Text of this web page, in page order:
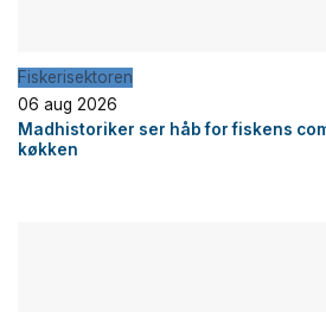
Fiskerisektoren
06 aug 2026
Madhistoriker ser håb for fiskens
køkken